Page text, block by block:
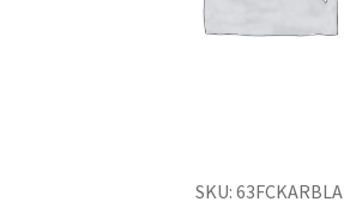
SKU: 63FCKARBLA